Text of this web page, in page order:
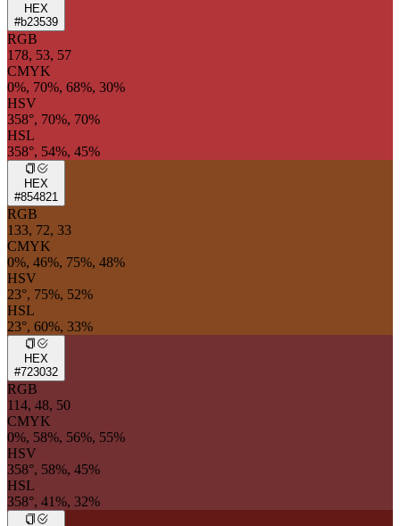
HEX
#b23539
RGB
178, 53, 57
CMYK
0%, 70%, 68%, 30%
HSV
358°, 70%, 70%
HSL
358°, 54%, 45%
HEX
#854821
RGB
133, 72, 33
CMYK
0%, 46%, 75%, 48%
HSV
23°, 75%, 52%
HSL
23°, 60%, 33%
HEX
#723032
RGB
114, 48, 50
CMYK
0%, 58%, 56%, 55%
HSV
358°, 58%, 45%
HSL
358°, 41%, 32%